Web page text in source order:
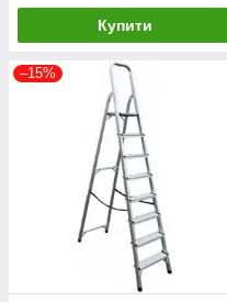
Купити
–15%